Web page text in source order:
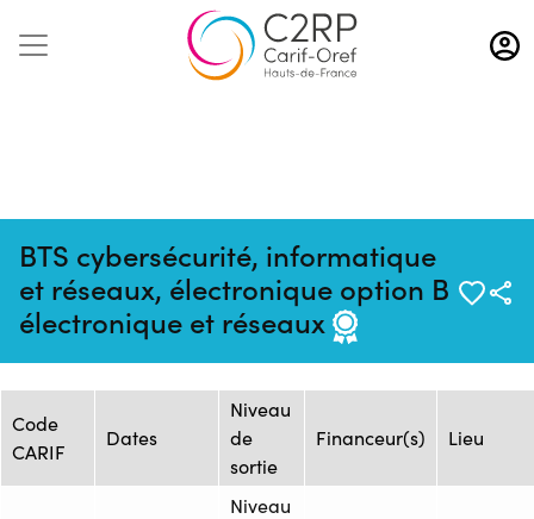
Aller
au
contenu
BTS cybersécurité, informatique
et réseaux, électronique option B
électronique et réseaux
Mise à jour :
08/08/2026
Formation :
ONISEP_2459510F
Source : Flux
ONISEP
Session de formation
Code
CARIF
Dates
Niveau
de
sortie
Financeur(s) Lieu
Niveau